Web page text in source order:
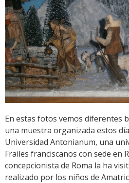
En estas fotos vemos diferentes
una muestra organizada estos
Universidad Antonianum, una
Frailes franciscanos con sede en
concepcionista de Roma la ha
realizado por los niños de